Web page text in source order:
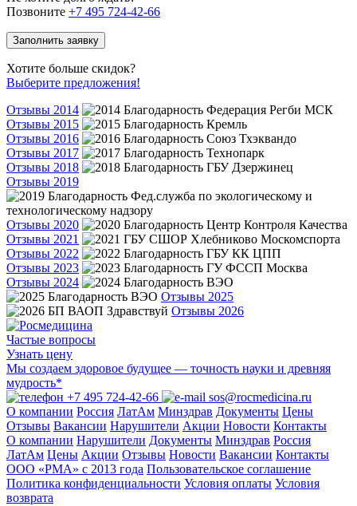
Позвоните +7 495 724-42-66
Заполнить заявку
Хотите больше скидок?
Выберите предложения!
Отзывы 2014
Отзывы 2015
Отзывы 2016
Отзывы 2017
Отзывы 2018
Отзывы 2019
Отзывы 2020
Отзывы 2021
Отзывы 2022
Отзывы 2023
Отзывы 2024
Отзывы 2025
Отзывы 2026
Частые вопросы
Узнать цену
Мы создаем здоровое будущее — точность науки и древняя
мудрость*
+7 495 724-42-66
sos@rocmedicina.ru
О компании Россия ЛатАм Минздрав Документы Цены
Отзывы Вакансии Нарушители Акции Новости Контакты
О компании Нарушители Документы Минздрав Россия
ЛатАм Цены Акции Отзывы Новости Вакансии Контакты
ООО «РМА» c 2013 года Пользовательское соглашение
Политика конфиденциальности Условия оплаты Условия
возврата